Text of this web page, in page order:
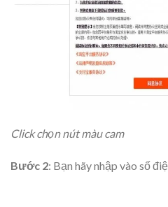
Click chọn nút màu cam
Bước 2: Bạn hãy nhập vào số